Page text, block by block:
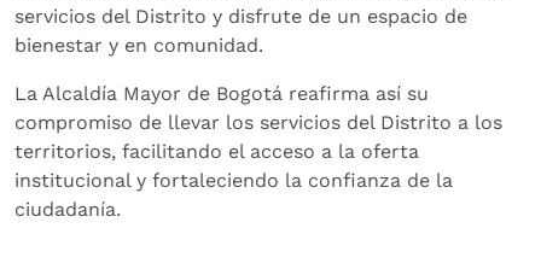
servicios del Distrito y disfrute de un espacio de
bienestar y en comunidad.
La Alcaldía Mayor de Bogotá reafirma así su
compromiso de llevar los servicios del Distrito a los
territorios, facilitando el acceso a la oferta
institucional y fortaleciendo la confianza de la
ciudadanía.